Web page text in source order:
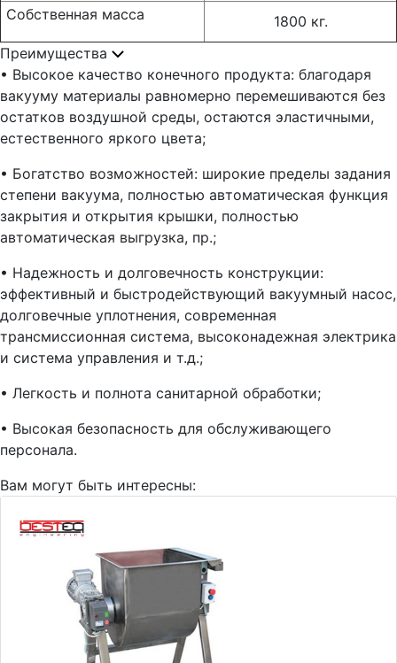
Собственная масса
1800 кг.
Преимущества
• Высокое качество конечного продукта: благодаря
вакууму материалы равномерно перемешиваются без
остатков воздушной среды, остаются эластичными,
естественного яркого цвета;
• Богатство возможностей: широкие пределы задания
степени вакуума, полностью автоматическая функция
закрытия и открытия крышки, полностью
автоматическая выгрузка, пр.;
• Надежность и долговечность конструкции:
эффективный и быстродействующий вакуумный насос,
долговечные уплотнения, современная
трансмиссионная система, высоконадежная электрика
и система управления и т.д.;
• Легкость и полнота санитарной обработки;
• Высокая безопасность для обслуживающего
персонала.
Вам могут быть интересны: